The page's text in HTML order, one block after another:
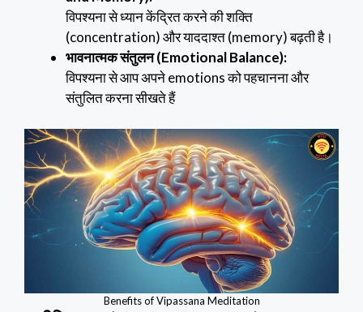
विपश्यना से ध्यान केंद्रित करने की शक्ति
(concentration) और याददाश्त (memory) बढ़ती है।
भावनात्मक संतुलन (Emotional Balance):
विपश्यना से आप अपने emotions को पहचानना और
संतुलित करना सीखते हैं
Benefits of Vipassana Meditation